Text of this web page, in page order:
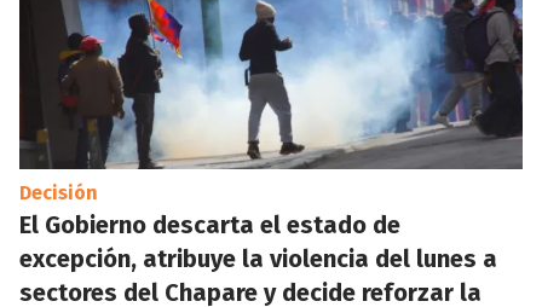
Decisión
El Gobierno descarta el estado de
excepción, atribuye la violencia del lunes a
sectores del Chapare y decide reforzar la